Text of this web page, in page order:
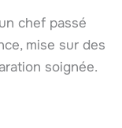
chef passé
mise sur des
soignée.